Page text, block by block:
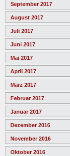
September 2017
August 2017
Juli 2017
Juni 2017
Mai 2017
April 2017
März 2017
Februar 2017
Januar 2017
Dezember 2016
November 2016
Oktober 2016